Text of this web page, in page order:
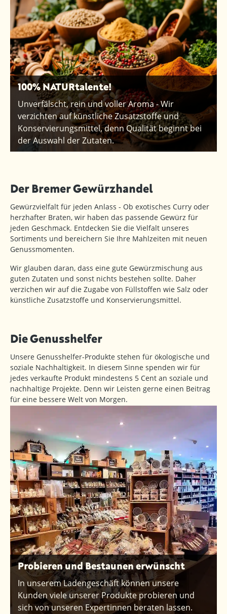
100% NATURtalente!
Unverfälscht, rein und voller Aroma - Wir
verzichten auf künstliche Zusatzstoffe und
Konservierungsmittel, denn Qualität beginnt bei
der Auswahl der Zutaten.
Der Bremer Gewürzhandel
Gewürzvielfalt für jeden Anlass - Ob exotisches Curry oder
herzhafter Braten, wir haben das passende Gewürz für
jeden Geschmack. Entdecken Sie die Vielfalt unseres
Sortiments und bereichern Sie Ihre Mahlzeiten mit neuen
Genussmomenten.
Wir glauben daran, dass eine gute Gewürzmischung aus
guten Zutaten und sonst nichts bestehen sollte. Daher
verzichen wir auf die Zugabe von Füllstoffen wie Salz oder
künstliche Zusatzstoffe und Konservierungsmittel.
Die Genusshelfer
Unsere Genusshelfer-Produkte stehen für ökologische und
soziale Nachhaltigkeit. In diesem Sinne spenden wir für
jedes verkaufte Produkt mindestens 5 Cent an soziale und
nachhaltige Projekte. Denn wir Leisten gerne einen Beitrag
für eine bessere Welt von Morgen.
Probieren und Bestaunen erwünscht
In unserem Ladengeschäft können unsere
Kunden viele unserer Produkte probieren und
sich von unseren Expertinnen beraten lassen.